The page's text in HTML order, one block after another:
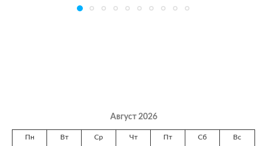
Август 2026
Пн Вт Ср Чт Пт Сб Вс